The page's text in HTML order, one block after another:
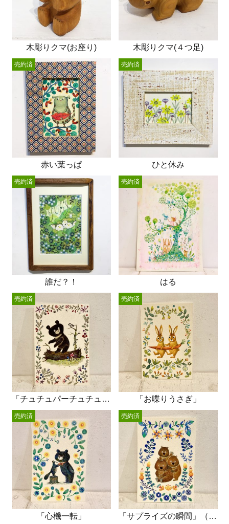
木彫りクマ(お座り) 木彫りクマ(４つ足)
赤い葉っぱ
売約済
ひと休み
売約済
誰だ？！
売約済
はる
売約済
「チュチュパーチュチュパーシジュウカラ」
売約済
「お喋りうさぎ」
売約済
「心機一転」
売約済
「サプライズの瞬間」（ウォンバット）
売約済